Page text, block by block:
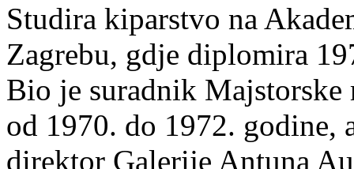
Studira kiparstvo na
Zagrebu, gdje diplomira
Bio je suradnik
od 1970. do 1972. godine,
direktor Galerije Antuna